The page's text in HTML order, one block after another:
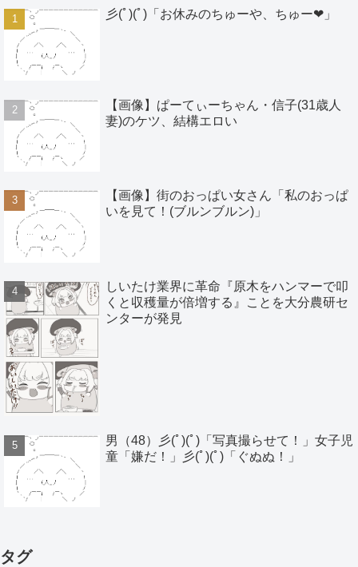
彡(ﾟ)(ﾟ)「お休みのちゅーや、ちゅー❤」
【画像】ぱーてぃーちゃん・信子(31歳人
妻)のケツ、結構エロい
【画像】街のおっぱい女さん「私のおっぱ
いを見て！(ブルンブルン)」
しいたけ業界に革命『原木をハンマーで叩
くと収穫量が倍増する』ことを大分農研セ
ンターが発見
男（48）彡(ﾟ)(ﾟ)「写真撮らせて！」女子児
童「嫌だ！」彡(ﾟ)(ﾟ)「ぐぬぬ！」
タグ